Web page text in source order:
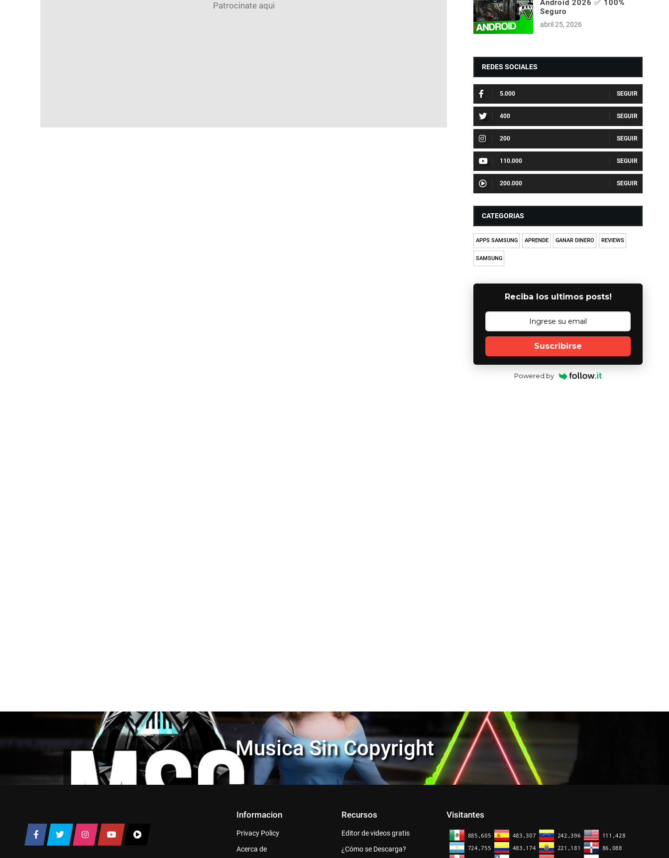
Android 2026 ✅ 100%
Seguro
abril 25, 2026
REDES SOCIALES
5.000
400
200
110.000
200.000
CATEGORIAS
APPS SAMSUNG APRENDE GANAR DINERO REVIEWS
SAMSUNG
Reciba los ultimos posts!
Suscribirse
Powered by
Musica Sin Copyright
Informacion
Privacy Policy
Acerca de
Recursos
Editor de videos gratis
¿Cómo se Descarga?
Visitantes